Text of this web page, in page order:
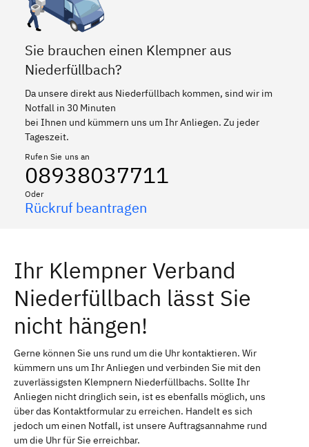
Sie brauchen einen Klempner aus
Niederfüllbach?
Da unsere direkt aus Niederfüllbach kommen, sind wir im
Notfall in 30 Minuten
bei Ihnen und kümmern uns um Ihr Anliegen. Zu jeder
Tageszeit.
Rufen Sie uns an
08938037711
Oder
Rückruf beantragen
Ihr Klempner Verband
Niederfüllbach lässt Sie
nicht hängen!
Gerne können Sie uns rund um die Uhr kontaktieren. Wir
kümmern uns um Ihr Anliegen und verbinden Sie mit den
zuverlässigsten Klempnern Niederfüllbachs. Sollte Ihr
Anliegen nicht dringlich sein, ist es ebenfalls möglich, uns
über das Kontaktformular zu erreichen. Handelt es sich
jedoch um einen Notfall, ist unsere Auftragsannahme rund
um die Uhr für Sie erreichbar.